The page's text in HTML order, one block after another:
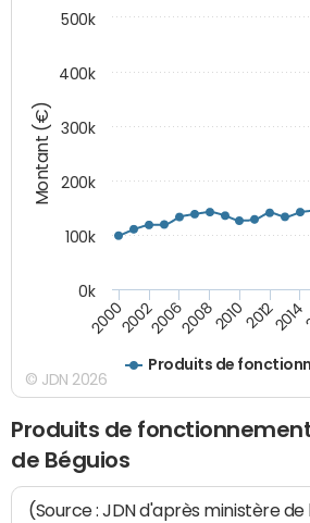
Montant (€)
Produits de
2000200220062008201020122014
0k
100k
200k
300k
400k
500k
© JDN 2026
Produits de
de Béguios
(Source : JDN d'après ministère